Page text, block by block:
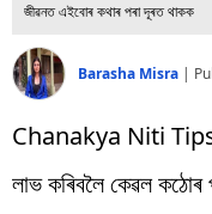
বিশ্ব
প্ৰযুক্তি
Videos
জীৱনত এইবোৰ কথাৰ পৰা দূৰত থাকক
Barasha Misra |
Chanakya Niti
লাভ কৰিবলৈ কেৱল